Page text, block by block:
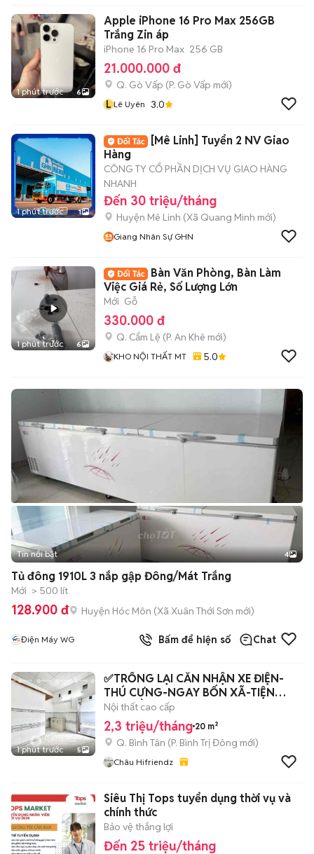
1 phút trước 6
Apple iPhone 16 Pro Max 256GB
Trắng Zin áp
iPhone 16 Pro Max 256 GB
21.000.000 đ
Q. Gò Vấp (P. Gò Vấp mới)
L Lê Uyên 3.0
1 phút trước 1
[Mê Linh] Tuyển 2 NV Giao
Hàng
CÔNG TY CỔ PHẦN DỊCH VỤ GIAO HÀNG
NHANH
Đến 30 triệu/tháng
Huyện Mê Linh (Xã Quang Minh mới)
Giang Nhân Sự GHN
1 phút trước 6
Bàn Văn Phòng, Bàn Làm
Việc Giá Rẻ, Số Lượng Lớn
Mới Gỗ
330.000 đ
Q. Cẩm Lệ (P. An Khê mới)
KHO NỘI THẤT MT 5.0
Tin nổi bật 4
Tủ đông 1910L 3 nắp gập Đông/Mát Trắng
Mới > 500 lít
128.900 đ Huyện Hóc Môn (Xã Xuân Thới Sơn mới)
Điện Máy WG Bấm để hiện số Chat
1 phút trước 5
✅TRỐNG LẠI CĂN NHẬN XE ĐIỆN-
THÚ CƯNG-NGAY BỐN XÃ-TIỆN
QUA ĐẦM SEN-VHU
Nội thất cao cấp
2,3 triệu/tháng 20 m²
Q. Bình Tân (P. Bình Trị Đông mới)
Châu Hifriendz
Siêu Thị Tops tuyển dụng thời vụ và
chính thức
Bảo vệ thắng lợi
Đến 25 triệu/tháng